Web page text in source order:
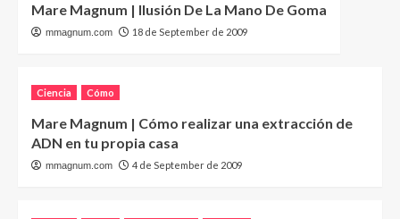
Mare Magnum | Ilusión De La Mano De Goma
mmagnum.com 18 de September de 2009
Ciencia Cómo
Mare Magnum | Cómo realizar una extracción de
ADN en tu propia casa
mmagnum.com 4 de September de 2009